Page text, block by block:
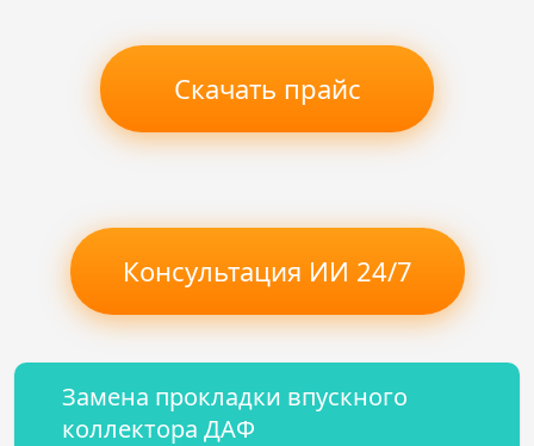
Скачать прайс
Консультация ИИ 24/7
Замена прокладки впускного
коллектора ДАФ